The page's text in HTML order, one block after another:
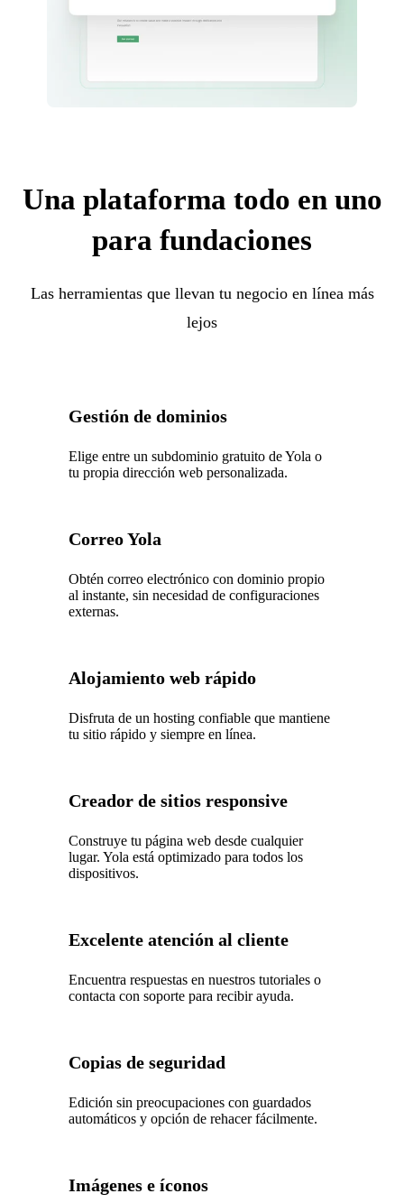
Una plataforma todo en uno
para fundaciones
Las herramientas que llevan tu negocio en línea más
lejos
Gestión de dominios
Elige entre un subdominio gratuito de Yola o
tu propia dirección web personalizada.
Correo Yola
Obtén correo electrónico con dominio propio
al instante, sin necesidad de configuraciones
externas.
Alojamiento web rápido
Disfruta de un hosting confiable que mantiene
tu sitio rápido y siempre en línea.
Creador de sitios responsive
Construye tu página web desde cualquier
lugar. Yola está optimizado para todos los
dispositivos.
Excelente atención al cliente
Encuentra respuestas en nuestros tutoriales o
contacta con soporte para recibir ayuda.
Copias de seguridad
Edición sin preocupaciones con guardados
automáticos y opción de rehacer fácilmente.
Imágenes e íconos